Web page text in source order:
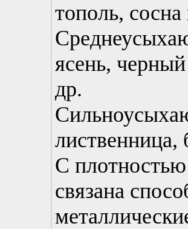
тополь,
ясень,
др.
лиственница,
С
связана